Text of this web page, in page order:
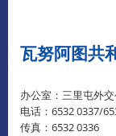
瓦努阿图共
办公室：三里屯外
电话：6532 0337/
传真：6532 0336